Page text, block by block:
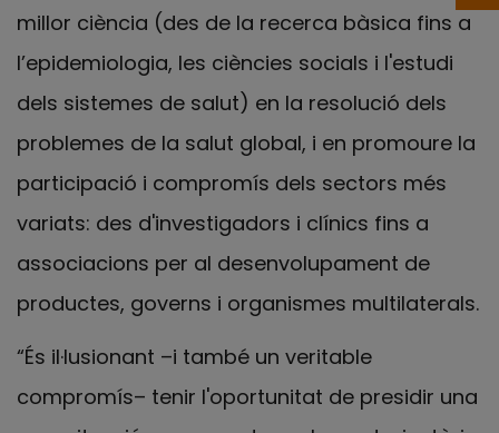
millor ciència (des de la recerca bàsica fins a
l’epidemiologia, les ciències socials i l'estudi
dels sistemes de salut) en la resolució dels
problemes de la salut global, i en promoure la
participació i compromís dels sectors més
variats: des d'investigadors i clínics fins a
associacions per al desenvolupament de
productes, governs i organismes multilaterals.
“És il·lusionant –i també un veritable
compromís– tenir l'oportunitat de presidir una